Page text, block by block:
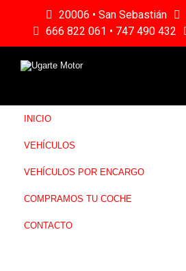
20006 • San Sebastián
666 822 061 • 747 490 432
INICIO
VEHÍCULOS
VEHÍCULOS POR ENCARGO
COMPRAMOS TU COCHE
CONTACTO